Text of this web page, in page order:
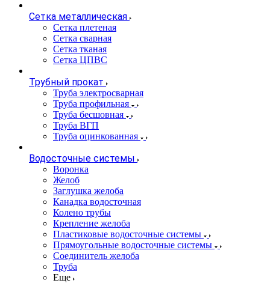
Сетка металлическая
Сетка плетеная
Сетка сварная
Сетка тканая
Сетка ЦПВС
Трубный прокат
Труба электросварная
Труба профильная
Труба бесшовная
Труба ВГП
Труба оцинкованная
Водосточные системы
Воронка
Желоб
Заглушка желоба
Канадка водосточная
Колено трубы
Крепление желоба
Пластиковые водосточные системы
Прямоугольные водосточные системы
Соединитель желоба
Труба
Еще